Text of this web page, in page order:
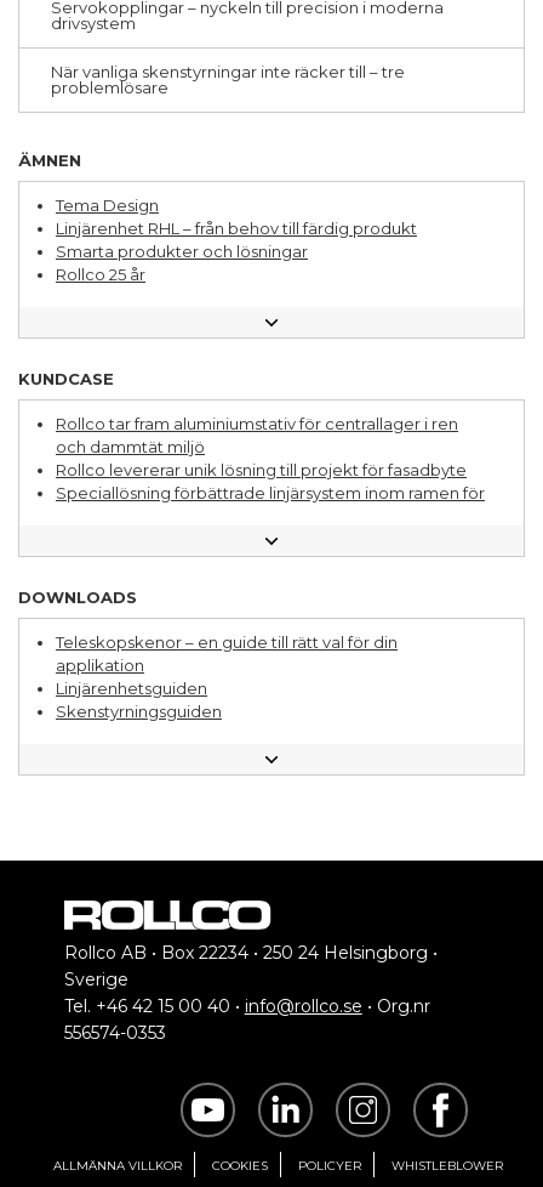
Kuggremstransportörer
Livsmedelsindustri
Avskärmningar
Fleraxliga system
Planetväxlar
Renrum
Ställdon
Underhåll
Kuggstänger & kugghjul
Servokopplingar
Servokopplingar – nyckeln till precision i moderna
drivsystem
När vanliga skenstyrningar inte räcker till – tre
problemlösare
ÄMNEN
Tema Design
Linjärenhet RHL – från behov till färdig produkt
Smarta produkter och lösningar
Rollco 25 år
Följ med till bearbetningsavdelningen
Kunskapsbibllioteket
Fråga en ingenjör - Pontus förklarar
Lagerautomation ett område under ständig utveckling
Aluminiumsystem för lager- och produktionsmiljö
En bred mix av applikationer för linjära lösningar
Olika sätt att jobba med hållbarhet
Linjärsystem och aluminiumsystem – så förbättrar du
Så här optimerar du dina inköp av linjärsystem
Många fördelar med en helhetspartner för linjärsystem
KUNDCASE
Rollco tar fram aluminiumstativ för centrallager i ren
och dammtät miljö
Rollco levererar unik lösning till projekt för fasadbyte
Speciallösning förbättrade linjärsystem inom ramen för
Uthållig linjärstyrning för förpackningsmaskiner
Med en helhetspartner för linjärsystem förbättrades
DOWNLOADS
Teleskopskenor – en guide till rätt val för din
applikation
Linjärenhetsguiden
Skenstyrningsguiden
5 sätt en helhetspartner kan stärka din affär
Rollco AB • Box 22234 • 250 24 Helsingborg •
Sverige
Tel. +46 42 15 00 40 • info@rollco.se • Org.nr
556574-0353
ALLMÄNNA VILLKOR COOKIES POLICYER WHISTLEBLOWER